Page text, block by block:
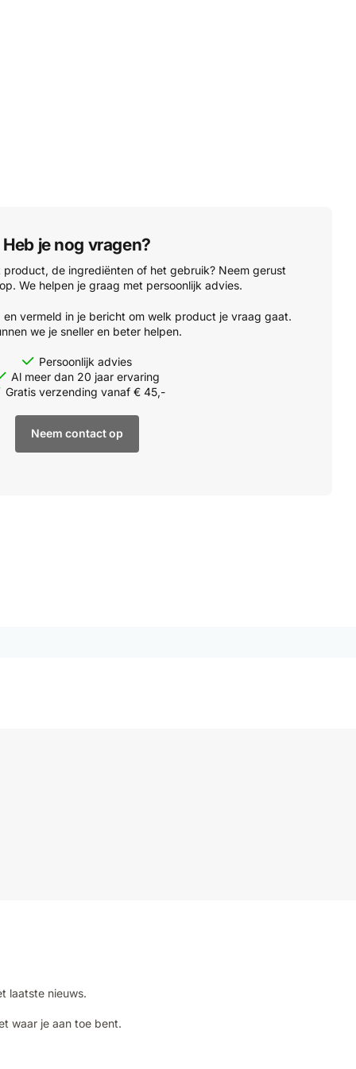
Heb je nog vragen?
de ingrediënten of het gebruik? Neem gerust
We helpen je graag met persoonlijk advies.
en vermeld in je bericht om welk product je vraag gaat.
we je sneller en beter helpen.
Persoonlijk advies
Al meer dan 20 jaar ervaring
Gratis verzending vanaf € 45,-
Neem contact op
laatste nieuws.
waar je aan toe bent.